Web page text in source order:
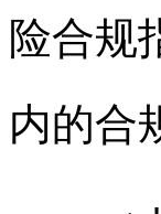
险合规
内的合